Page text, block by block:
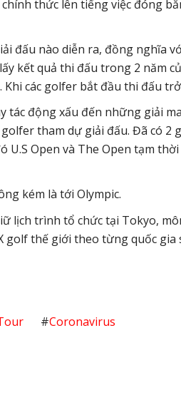
chính thức lên tiếng việc đóng
đấu nào diễn ra, đồng nghĩa
kết quả thi đấu trong 2 năm
các golfer bắt đầu thi đấu
tác động xấu đến những giải
tham dự giải đấu. Đã có 2
Open và The Open tạm
kém là tới Olympic.
lịch trình tổ chức tại Tokyo,
golf thế giới theo từng quốc gia
#Coronavirus